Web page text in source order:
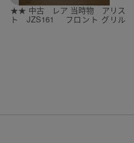
★★ 中古 レア 当時物 アリス
ト JZS161 フロント グリル